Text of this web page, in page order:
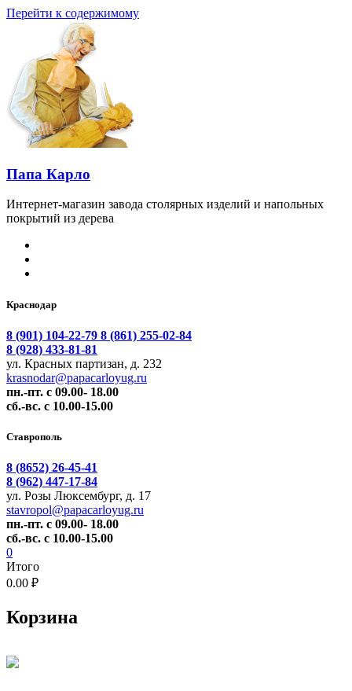
Перейти к содержимому
Папа Карло
Интернет-магазин завода столярных изделий и напольных
покрытий из дерева
Краснодар
8 (901) 104-22-79 8 (861) 255-02-84
8 (928) 433-81-81
ул. Красных партизан, д. 232
krasnodar@papacarloyug.ru
пн.-пт. с 09.00- 18.00
сб.-вс. с 10.00-15.00
Ставрополь
8 (8652) 26-45-41
8 (962) 447-17-84
ул. Розы Люксембург, д. 17
stavropol@papacarloyug.ru
пн.-пт. с 09.00- 18.00
сб.-вс. с 10.00-15.00
0
Итого
0.00 ₽
Корзина